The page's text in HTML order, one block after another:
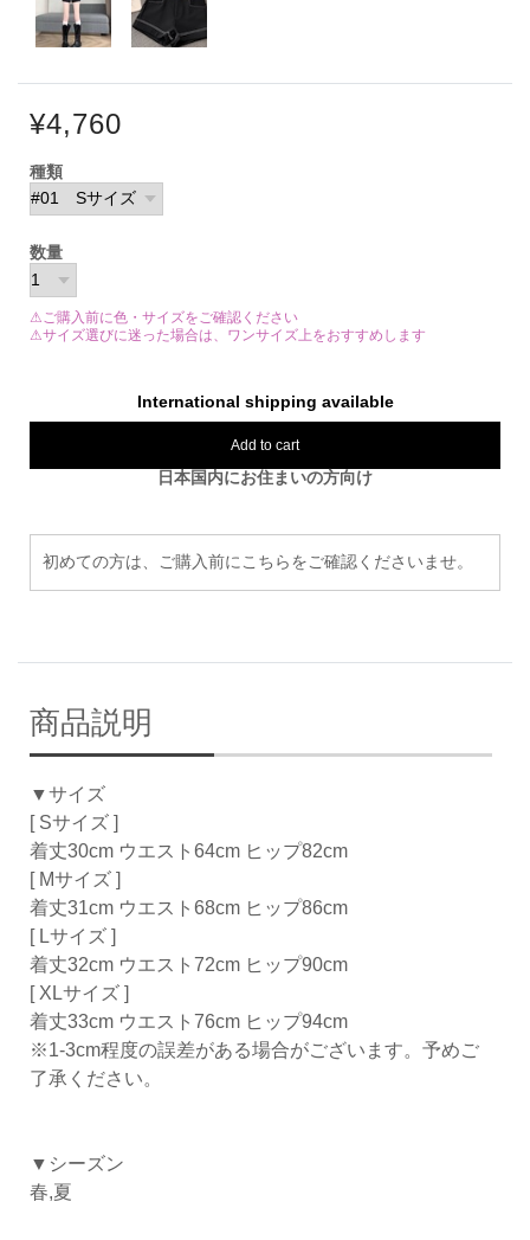
¥4,760
種類
数量
⚠ご購入前に色・サイズをご確認ください
⚠サイズ選びに迷った場合は、ワンサイズ上をおすすめします
International shipping available
Add to cart
日本国内にお住まいの方向け
初めての方は、ご購入前にこちらをご確認くださいませ。
商品説明
▼サイズ
[ Sサイズ ]
着丈30cm ウエスト64cm ヒップ82cm
[ Mサイズ ]
着丈31cm ウエスト68cm ヒップ86cm
[ Lサイズ ]
着丈32cm ウエスト72cm ヒップ90cm
[ XLサイズ ]
着丈33cm ウエスト76cm ヒップ94cm
※1-3cm程度の誤差がある場合がございます。予めご
了承ください。
▼シーズン
春,夏